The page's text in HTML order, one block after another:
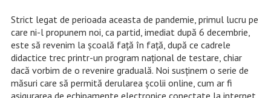
Strict legat de perioada aceasta de pandemie, primul lucru pe
care ni-l propunem noi, ca partid, imediat după 6 decembrie,
este să revenim la școală față în față, după ce cadrele
didactice trec printr-un program național de testare, chiar
dacă vorbim de o revenire graduală. Noi susținem o serie de
măsuri care să permită derularea școlii online, cum ar fi